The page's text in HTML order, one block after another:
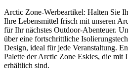
Arctic Zone-Werbeartikel: Halten Sie
Ihre Lebensmittel frisch mit unseren
für Ihr nächstes Outdoor-Abenteuer.
über eine fortschrittliche
Design, ideal für jede Veranstaltung.
Palette der Arctic Zone Eskies, die mit
erhältlich sind.